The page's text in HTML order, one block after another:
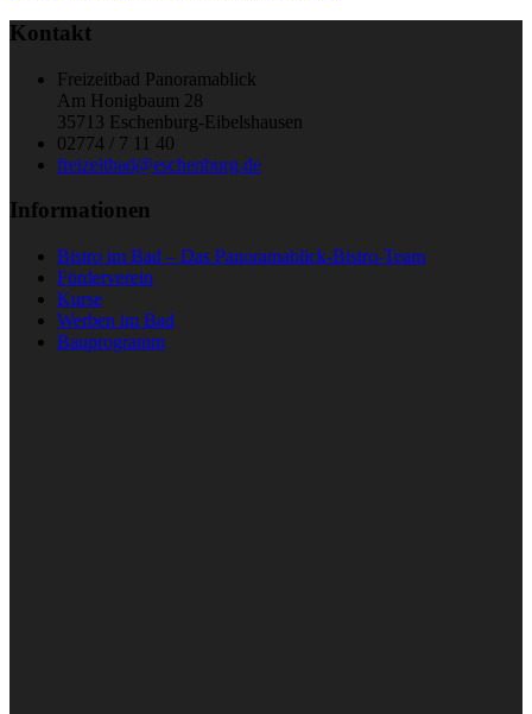
Kontakt
Freizeitbad Panoramablick
Am Honigbaum 28
35713 Eschenburg-Eibelshausen
02774 / 7 11 40
freizeitbad@eschenburg.de
Informationen
Bistro im Bad – Das Panoramablick-Bistro-Team
Förderverein
Kurse
Werben im Bad
Bauprogramm